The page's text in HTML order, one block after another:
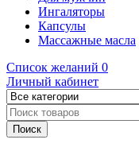
Ингаляторы
Капсулы
Массажные масла
Список желаний 0
Личный кабинет